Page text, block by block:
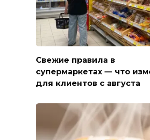
Свежие правила в
супермаркетах — что
для клиентов с августа